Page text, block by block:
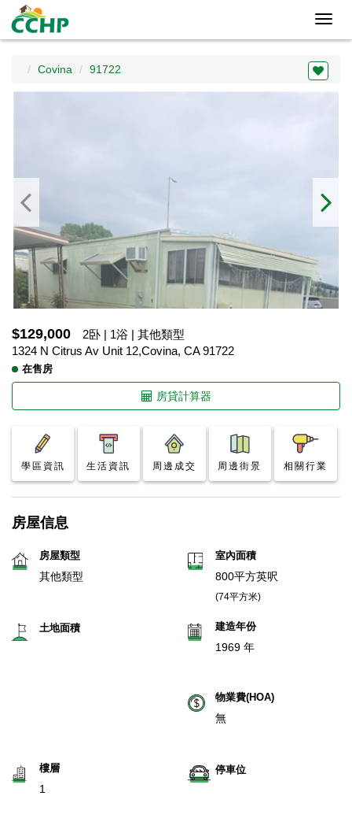
Covina 91722
$129,000
2卧 | 1浴 | 其他類型
1324 N Citrus Av Unit 12,Covina, CA 91722
在售房
房貸計算器
學區資訊 生活資訊 周邊成交 周邊街景 相關行業
房屋信息
房屋類型
其他類型
室內面積
800平方英呎
(74平方米)
土地面積 建造年份
1969 年
物業費(HOA)
無
樓層
1
停車位